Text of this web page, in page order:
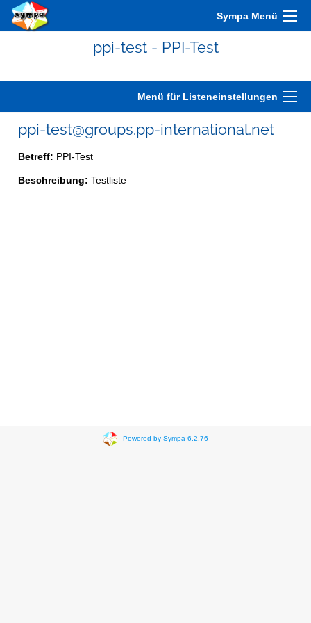
Sympa Menü
ppi-test - PPI-Test
Menü für Listeneinstellungen
ppi-test@groups.pp-international.net
Betreff: PPI-Test
Beschreibung: Testliste
Powered by Sympa 6.2.76